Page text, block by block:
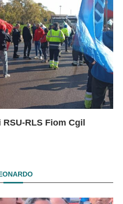
RLS Fiom Cgil